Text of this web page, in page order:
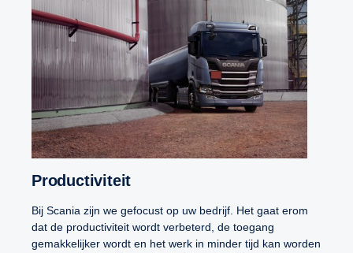
Productiviteit
Bij Scania zijn we gefocust op uw bedrijf. Het gaat erom
dat de productiviteit wordt verbeterd, de toegang
gemakkelijker wordt en het werk in minder tijd kan worden